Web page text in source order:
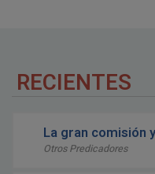
RECIENTES
La gran comisión
Otros Predicadores